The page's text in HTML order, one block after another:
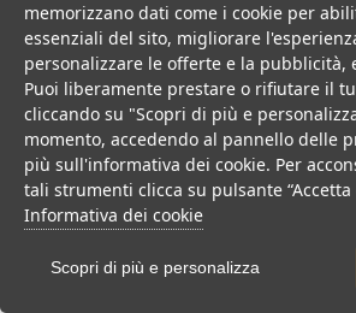
Villaggio a Vieste, con piscina e
con bambini.
Villaggio Hotel
VEDI SU MAPPA
INFO STRUTTURA
APRI STRUTTURA
PREVENTIVO
memorizzano dati come i cookie per
essenziali del sito, migliorare
personalizzare le offerte e la pubblicità,
Puoi liberamente prestare o rifiutare il
cliccando su "Scopri di più e
momento, accedendo al pannello delle
più sull'informativa dei cookie. Per
tali strumenti clicca su pulsante “Accetta
Informativa dei cookie
Scopri di più e personalizza